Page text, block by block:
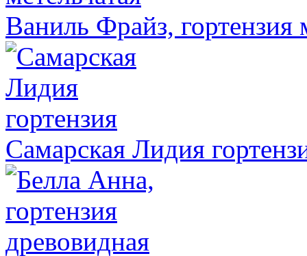
Ваниль Фрайз, гортензия
Самарская Лидия